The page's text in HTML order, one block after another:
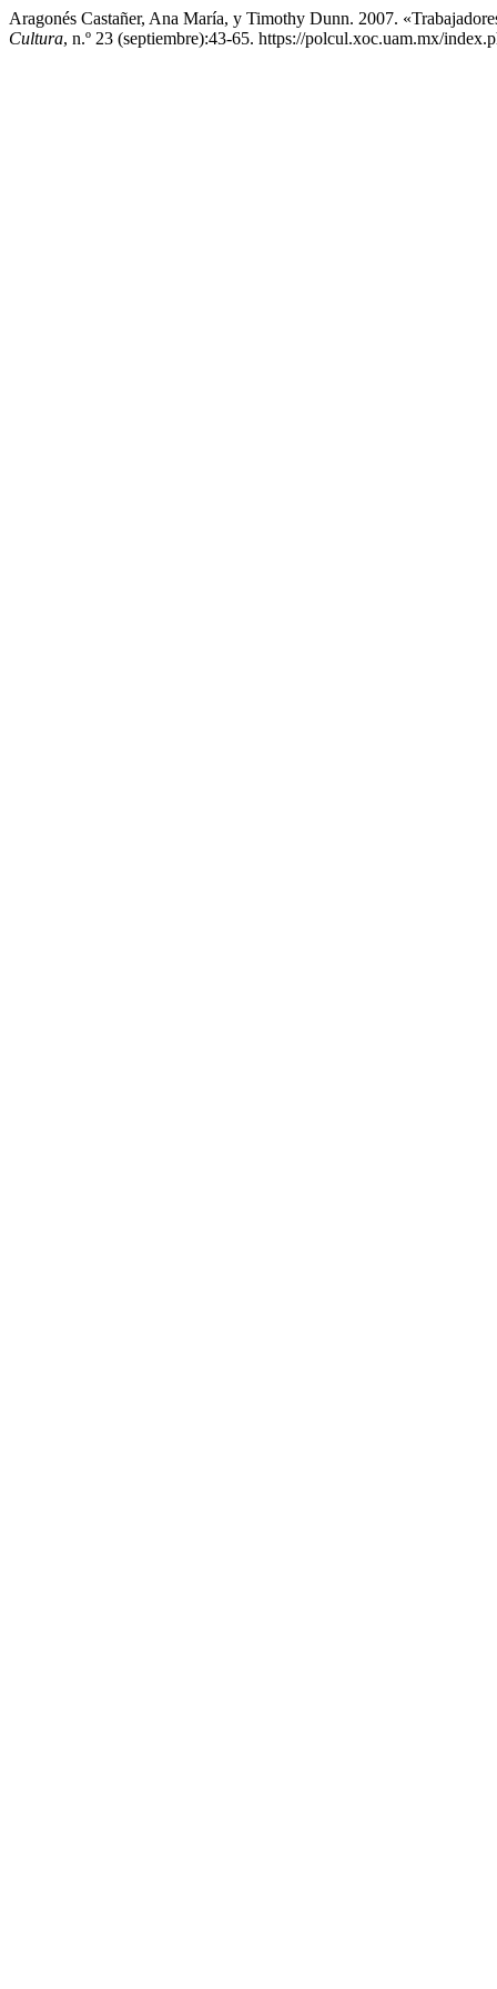
Aragonés Castañer, Ana María, y Timothy Dunn. 2007.
Cultura, n.º 23 (septiembre):43-65. https://polcul.xoc.uam.mx/